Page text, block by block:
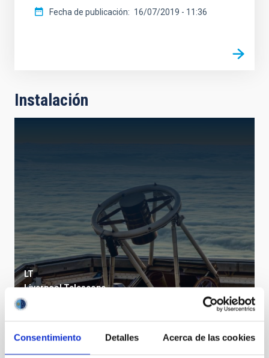
Consentimiento Detalles Acerca de las cookies
Fecha de publicación 16/07/2019 - 11:36
Instalación
LT
Liverpool Telescope
Telescopio
Polarímetro